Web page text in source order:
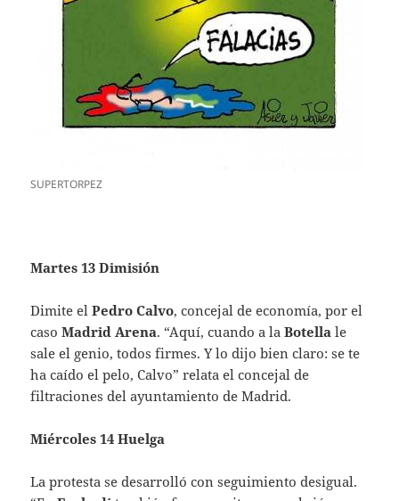
SUPERTORPEZ
Martes 13 Dimisión
Dimite elPedro Calvo, concejal de economía, por el
casoMadrid Arena. “Aquí, cuando a laBotella le
sale el genio, todos firmes. Y lo dijo bien claro: se te
ha caído el pelo, Calvo” relata el concejal de
filtraciones del ayuntamiento de Madrid.
Miércoles 14 Huelga
La protesta se desarrolló con seguimiento desigual.